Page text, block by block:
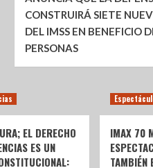
CONSTRUIRÁ SIETE
DEL IMSS EN BENEFICIO
PERSONAS
EL DERECHO
ES UN
IMAX 70
TAMBIÉN